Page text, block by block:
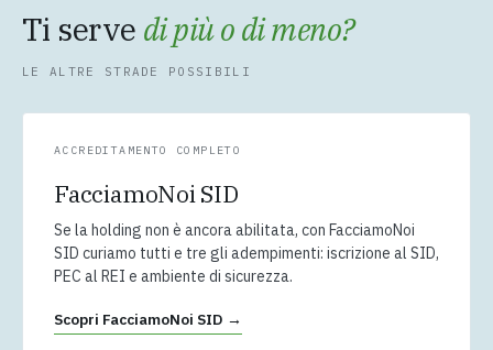
Ti serve di più o di meno?
LE ALTRE STRADE POSSIBILI
ACCREDITAMENTO COMPLETO
FacciamoNoi SID
Se la holding non è ancora abilitata, con FacciamoNoi
SID curiamo tutti e tre gli adempimenti: iscrizione al SID,
PEC al REI e ambiente di sicurezza.
Scopri FacciamoNoi SID →